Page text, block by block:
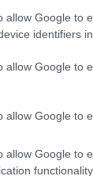
allow Google to
identifiers
allow Google to
allow Google to
allow Google to
lo
de